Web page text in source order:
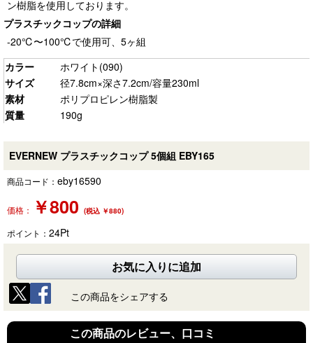
ン樹脂を使用しております。
プラスチックコップの詳細
-20℃〜100℃で使用可、5ヶ組
カラー
ホワイト(090)
サイズ
径7.8cm×深さ7.2cm/容量230ml
素材
ポリプロピレン樹脂製
質量
190g
EVERNEW プラスチックコップ 5個組 EBY165
商品コード： eby16590
価格： ￥800 (税込 ￥880)
ポイント： 24Pt
お気に入りに追加
この商品をシェアする
この商品のレビュー、口コミ